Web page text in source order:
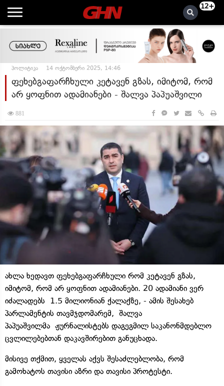
12+
პოლიტიკა 14 ოქტომბერი 2025, 14:46
ფეხებგაფარჩხული კეტავენ გზას, იმიტომ, რომ
არ ყოფნით ადამიანები - შალვა პაპუაშვილი
881
ახლა ხედავთ ფეხებგაფარჩხული რომ კეტავენ გზას,
იმიტომ, რომ არ ყოფნით ადამიანები. 20 ადამიანი ვერ
იძალადებს 1.5 მილიონიან ქალაქზე, - ამის შესახებ
პარლამენტის თავმჯდომარემ, შალვა
პაპუაშვილმა ჟურნალისტებს დაგეგმილ საკანონმდებლო
ცვლილებებთან დაკავშირებით განუცხადა.
მისივე თქმით, ყველას აქვს შესაძლებლობა, რომ
გამოხატოს თავისი აზრი და თავისი პროტესტი.